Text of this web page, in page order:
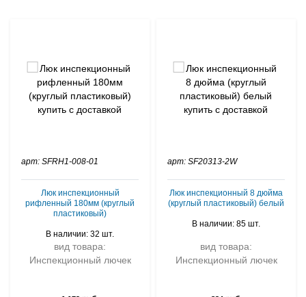
арт: SFRH1-008-01
Люк инспекционный
рифленный 180мм (круглый
пластиковый)
В наличии: 32 шт.
вид товара:
Инспекционный лючек
арт: SF20313-2W
Люк инспекционный 8 дюйма
(круглый пластиковый) белый
В наличии: 85 шт.
вид товара:
Инспекционный лючек